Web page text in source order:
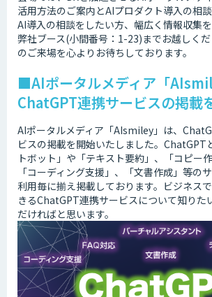
活用方法のご案内とAIプロダクト導入の相談
AI導入の相談をしたい方、幅広く情報収集
弊社ブース(小間番号：1-23)までお越しく
のご来場を心よりお待ちしております。
■AIポータルメディア「
ChatGPT連携サービスの掲載
AIポータルメディア「AIsmiley」は、
ビスの掲載を開始いたしました。ChatGPT
トボット」や「テキスト要約」、「コピー作
「コーディング支援」、「文書作成」等の
利用毎に揃え掲載しております。ビジネス
きるChatGPT連携サービスについて知りた
だければと思います。